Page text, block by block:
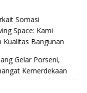
Somasi
Space: Kami
Bangunan
Gelar Porseni,
Kemerdekaan